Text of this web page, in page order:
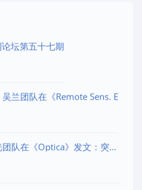
坛第五十七期
兰团队在《Remote Sens. E
队在《Optica》发文：突破